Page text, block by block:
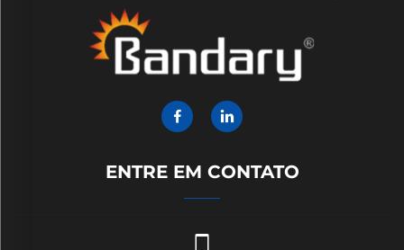
ENTRE EM CONTATO